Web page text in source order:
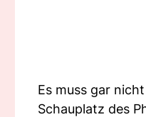
Es muss gar
Schauplatz des